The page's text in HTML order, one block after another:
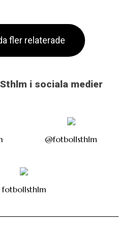
fler relaterade
i sociala medier
@fotbollsthlm
fotbollsthlm